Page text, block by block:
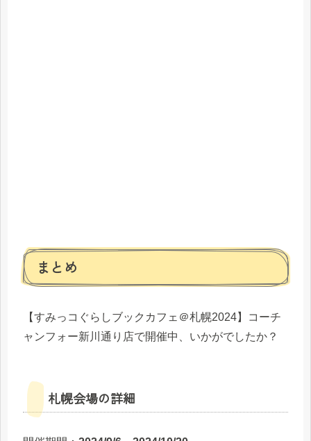
まとめ
【すみっコぐらしブックカフェ＠札幌2024】コーチ
ャンフォー新川通り店で開催中、いかがでしたか？
札幌会場の詳細